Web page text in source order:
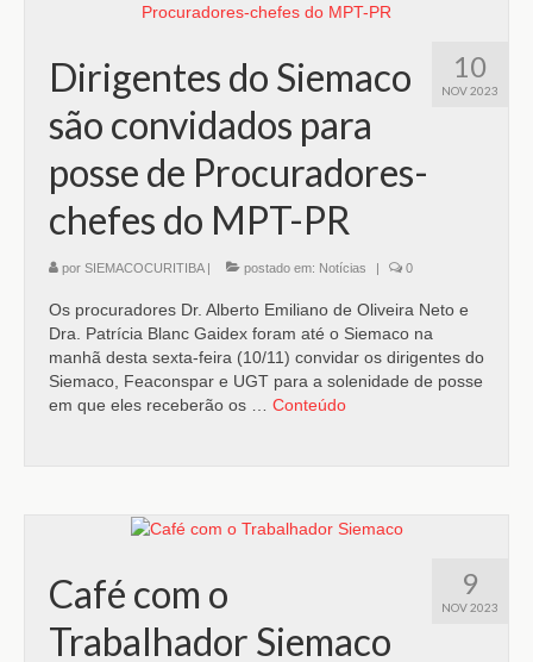
10
NOV 2023
Dirigentes do Siemaco
são convidados para
posse de Procuradores-
chefes do MPT-PR
por SIEMACOCURITIBA| postado em: Notícias | 0
Os procuradores Dr. Alberto Emiliano de Oliveira Neto e
Dra. Patrícia Blanc Gaidex foram até o Siemaco na
manhã desta sexta-feira (10/11) convidar os dirigentes do
Siemaco, Feaconspar e UGT para a solenidade de posse
em que eles receberão os … Conteúdo
9
NOV 2023
Café com o
Trabalhador Siemaco